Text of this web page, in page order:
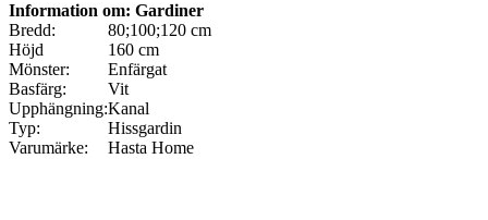
Information om: Gardiner
Bredd:
80;100;120 cm
Höjd
160 cm
Mönster:
Enfärgat
Basfärg:
Vit
Upphängning:Kanal
Typ:
Hissgardin
Varumärke:
Hasta Home